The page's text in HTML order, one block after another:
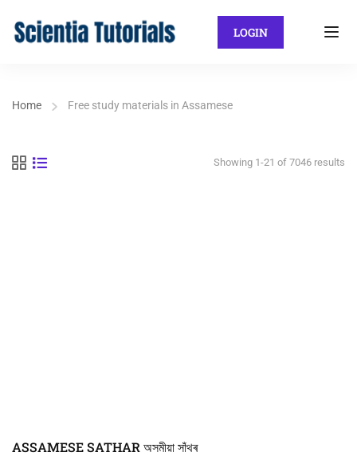
LOGIN
Home Free study materials in Assamese
Showing 1-21 of 7046 results
ASSAMESE SATHAR অসমীয়া সাঁথৰ